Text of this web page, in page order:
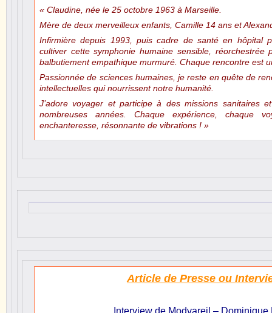
« Claudine, née le 25 octobre 1963 à Marseille.
Mère de deux merveilleux enfants, Camille 14 ans et
Infirmière depuis 1993, puis cadre de santé en hôpital
cultiver cette symphonie humaine sensible, réorchestrée
balbutiement empathique murmuré. Chaque rencontre est
Passionnée de sciences humaines, je reste en quête de
intellectuelles qui nourrissent notre humanité.
J’adore voyager et participe à des missions sanitaires
nombreuses années. Chaque expérience, chaque
enchanteresse, résonnante de vibrations ! »
Article de Presse ou
Interview de Modvareil – Dominique